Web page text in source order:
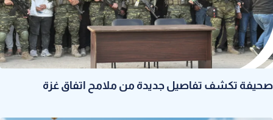
صحيفة تكشف تفاصيل جديدة من ملامح اتفاق غزة